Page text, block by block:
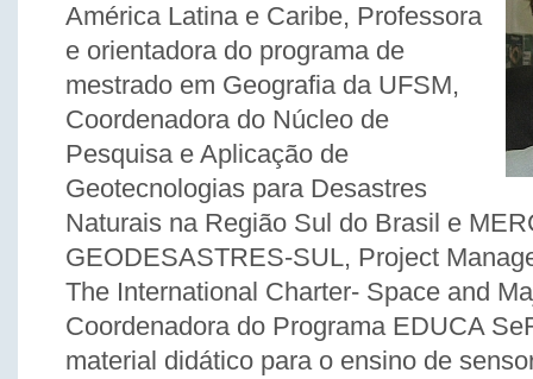
América Latina e Caribe, Professora
e orientadora do programa de
mestrado em Geografia da UFSM,
Coordenadora do Núcleo de
Pesquisa e Aplicação de
Geotecnologias para Desastres
Naturais na Região Sul do Brasil e
GEODESASTRES-SUL, Project
The International Charter- Space and
Coordenadora do Programa EDUCA
material didático para o ensino de